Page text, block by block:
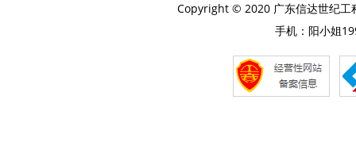
Copyright © 2020 广东信达世纪
手机：阳小姐